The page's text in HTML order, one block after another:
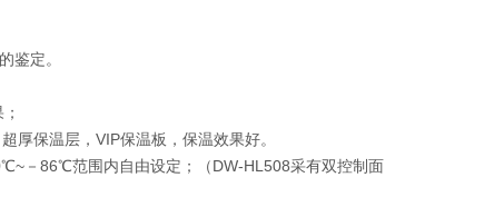
鉴定。
厚保温层，VIP保温板，保温效果好。
－86℃范围内自由设定；（DW-HL508采有双控制面